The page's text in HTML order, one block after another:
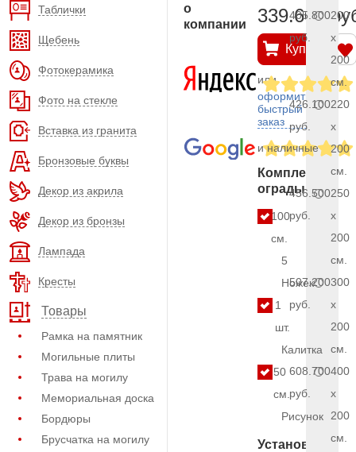
Таблички
Щебень
Фотокерамика
Фото на стекле
Вставка из гранита
Бронзовые буквы
Декор из акрила
Декор из бронзы
Лампада
Кресты
Товары
Рамка на памятник
Могильные плиты
Трава на могилу
Мемориальная доска
Бордюры
Брусчатка на могилу
о
компании
339.600
Купить
или
оформить
быстрый
заказ
и наличные
Комплект
ограды
100
см.
5
Ножек
1
шт.
Калитка
50
см.
Рисунок
Установка
405.800
руб.
200
x
200
см.
426.100
руб.
220
x
200
см.
456.500
руб.
250
x
200
см.
507.200
руб.
300
x
200
см.
608.700
руб.
400
x
200
см.